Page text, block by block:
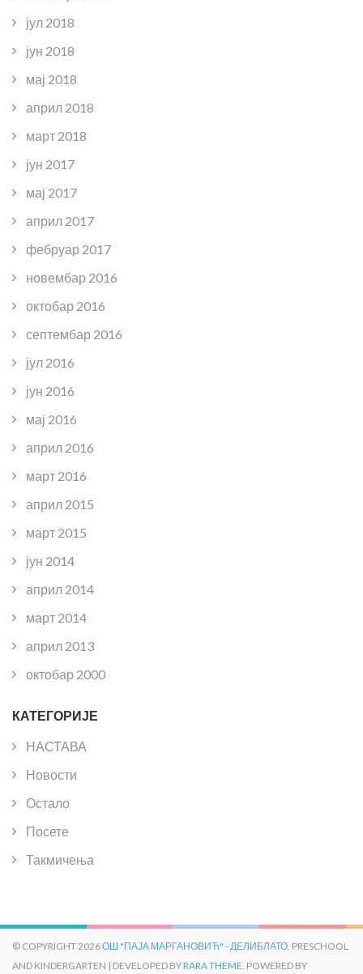
јул 2018
јун 2018
мај 2018
април 2018
март 2018
јун 2017
мај 2017
април 2017
фебруар 2017
новембар 2016
октобар 2016
септембар 2016
јул 2016
јун 2016
мај 2016
април 2016
март 2016
април 2015
март 2015
јун 2014
април 2014
март 2014
април 2013
октобар 2000
КАТЕГОРИЈЕ
НАСТАВА
Новости
Остало
Посете
Такмичења
© COPYRIGHT 2026ОШ "ПАЈА МАРГАНОВИЋ" - ДЕЛИБЛАТО . PRESCHOOL
AND KINDERGARTEN | DEVELOPED BYRARA THEME . POWERED BY